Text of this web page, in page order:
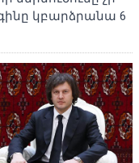
կբարձրանա 6